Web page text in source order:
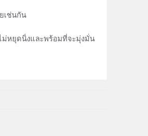
เช่นกัน
ม่หยุดนิ่งและพร้อมที่จะมุ่งมั่น